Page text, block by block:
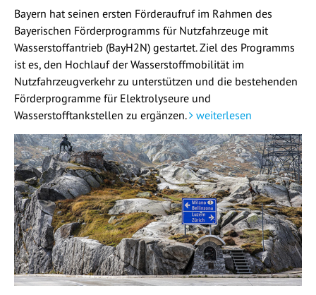
Bayern hat seinen ersten Förderaufruf im Rahmen des
Bayerischen Förderprogramms für Nutzfahrzeuge mit
Wasserstoffantrieb (BayH2N) gestartet. Ziel des Programms
ist es, den Hochlauf der Wasserstoffmobilität im
Nutzfahrzeugverkehr zu unterstützen und die bestehenden
Förderprogramme für Elektrolyseure und
Wasserstofftankstellen zu ergänzen.
weiterlesen